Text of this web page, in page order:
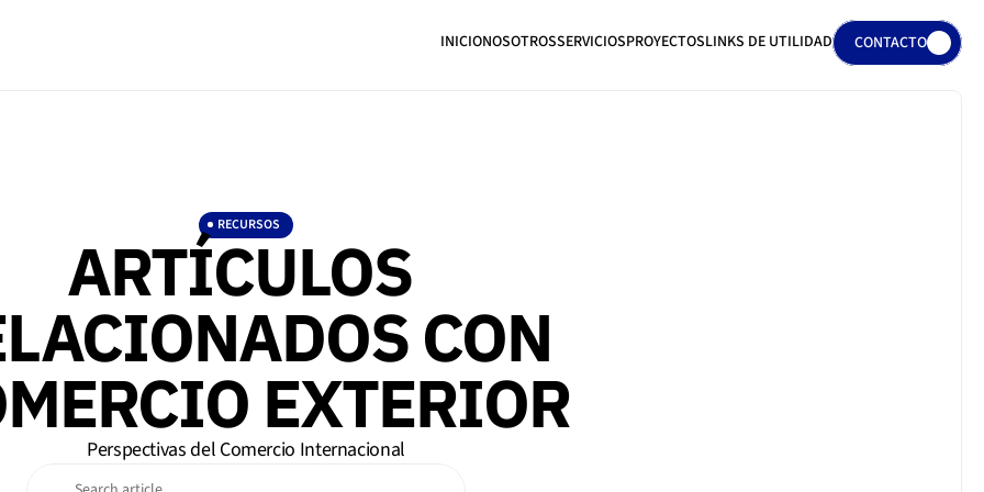
INICIONOSOTROSSERVICIOSPROYECTOSLINKS DE UTILIDAD
CONTACTO
RECURSOS
ARTÍCULOS
CON
EXTERIOR
Perspectivas del Comercio Internacional